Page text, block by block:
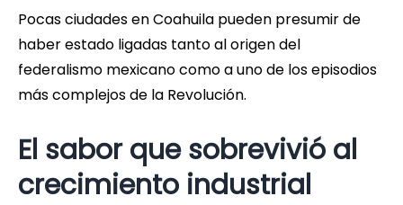
Pocas ciudades en Coahuila pueden presumir de
haber estado ligadas tanto al origen del
federalismo mexicano como a uno de los episodios
más complejos de la Revolución.
El sabor que sobrevivió al
crecimiento industrial